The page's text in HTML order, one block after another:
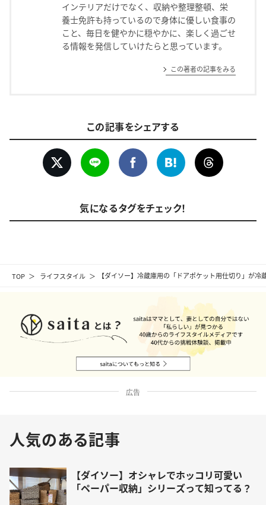
TOP ライフスタイル 【ダイソー】冷蔵庫用の「ドアポケット用仕切り」が冷
インテリアだけでなく、収納や整理整頓、栄
養士免許も持っているので身体に優しい食事の
こと、毎日を健やかに穏やかに、楽しく過ごせ
る情報を発信していけたらと思っています。
この著者の記事をみる
この記事をシェアする
気になるタグをチェック！
広告
人気のある記事
【ダイソー】オシャレでホッコリ可愛い
「ペーパー収納」シリーズって知ってる？